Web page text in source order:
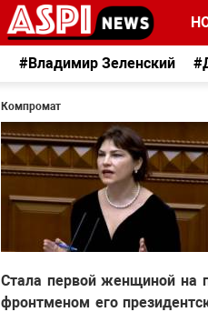
#Владимир Зеленский
Компромат
Стала первой женщиной на
фронтменом его